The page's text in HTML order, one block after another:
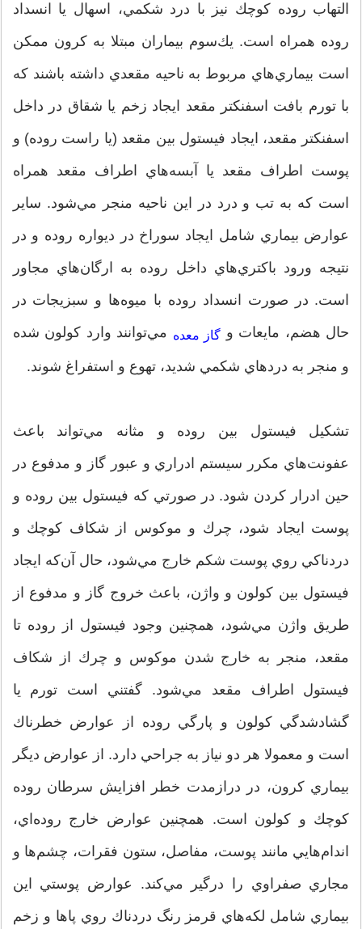
التهاب روده كوچك نيز با درد شكمي، اسهال يا انسداد
روده همراه است. يك‌سوم بيماران مبتلا به كرون ممكن
است بيماري‌هاي مربوط به ناحيه مقعدي داشته باشند كه
با تورم بافت اسفنكتر مقعد ايجاد زخم يا شقاق در داخل
اسفنكتر مقعد، ايجاد فيستول بين مقعد (يا راست روده) و
پوست اطراف مقعد يا آبسه‌هاي اطراف مقعد همراه
است كه به تب و درد در اين ناحيه منجر مي‌شود. ساير
عوارض بيماري شامل ايجاد سوراخ در ديواره روده و در
نتيجه ورود باكتري‌هاي داخل روده به ارگان‌هاي مجاور
است. در صورت انسداد روده با ميوه‌ها و سبزيجات در
حال هضم، مايعات و گاز معده مي‌توانند وارد كولون شده
و منجر به دردهاي شكمي شديد، تهوع و استفراغ شوند.
تشكيل فيستول بين روده و مثانه مي‌تواند باعث
عفونت‌هاي مكرر سيستم ادراري و عبور گاز و مدفوع در
حين ادرار كردن شود. در صورتي كه فيستول بين روده و
پوست ايجاد شود، چرك و موكوس از شكاف كوچك و
دردناكي روي پوست شكم خارج مي‌شود، حال آن‌كه ايجاد
فيستول بين كولون و واژن، باعث خروج گاز و مدفوع از
طريق واژن مي‌شود، همچنين وجود فيستول از روده تا
مقعد، منجر به خارج شدن موكوس و چرك از شكاف
فيستول اطراف مقعد مي‌شود. گفتني است تورم يا
گشادشدگي كولون و پارگي روده از عوارض خطرناك
است و معمولا هر دو نياز به جراحي دارد. از عوارض ديگر
بيماري كرون، در درازمدت خطر افزايش سرطان روده
كوچك و كولون است. همچنين عوارض خارج روده‌اي،‌
اندام‌هايي مانند پوست، مفاصل، ستون فقرات، چشم‌ها و
مجاري صفراوي را درگير مي‌كند. عوارض پوستي اين
بيماري شامل لكه‌هاي قرمز رنگ دردناك روي پاها و زخم